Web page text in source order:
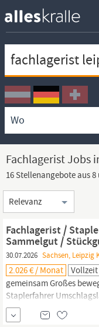
Ortssuche
Umkreissuche
Arbeitsform
Fachlagerist Jobs
16 Stellenangebote aus
Sortierung
Fachlagerist /
Sammelgut /
30.07.2026 Sachsen, Leipzig
2.026 € / Monat Vollzeit
gemeinsam Großes
Staplerfahrer
Arbeitsort:
Leipzig
️ab sofort Klicke einfach